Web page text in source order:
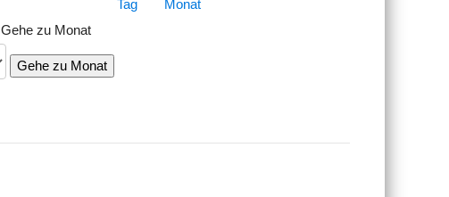
Gehe zu Monat
Gehe zu Monat